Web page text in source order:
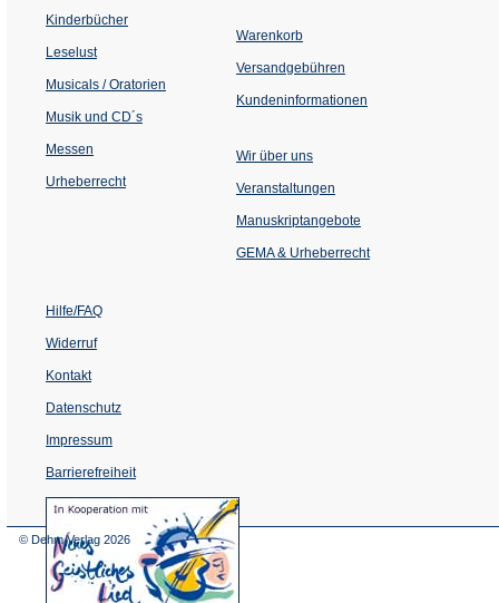
Kinderbücher
Leselust
Musicals / Oratorien
Musik und CD´s
Messen
Urheberrecht
Warenkorb
Versandgebühren
Kundeninformationen
Wir über uns
Veranstaltungen
einem
Tab)
Manuskriptangebote
GEMA & Urheberrecht
Hilfe/FAQ
Widerruf
Kontakt
Datenschutz
Impressum
Barrierefreiheit
(Öffnet
in
© Dehm Verlag 2026